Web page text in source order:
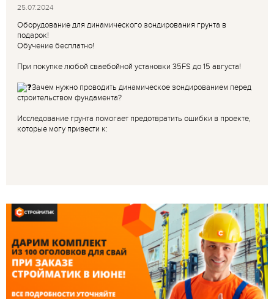
25.07.2024
Оборудование для динамического зондирования грунта в
подарок!
Обучение бесплатно!
При покупке любой сваебойной установки 35FS до 15 августа!
Зачем нужно проводить динамическое зондированием перед
строительством фундамента?
Исследование грунта помогает предотвратить ошибки в проекте,
которые могу привести к: